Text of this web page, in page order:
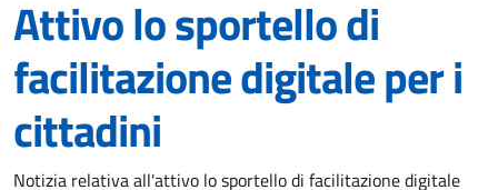
Attivo lo sportello di
facilitazione digitale per i
cittadini
Notizia relativa all'attivo lo sportello di facilitazione digitale